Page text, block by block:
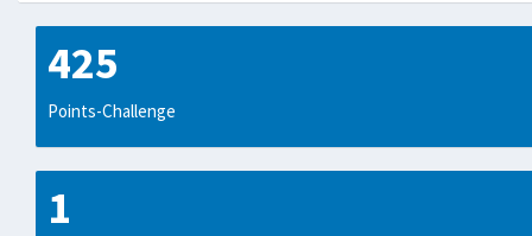
425
Points-Challenge
1